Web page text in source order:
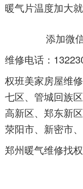
暖气片温度加大就
添加微
维修电话：
权班美家房屋维
七区、管城回族
高新区、郑东新
荥阳市、新密市
郑州暖气维修找